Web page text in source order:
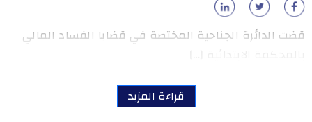
قضت الدائرة الجناحية المختصة في قضايا الفساد المالي
قراءة المزيد